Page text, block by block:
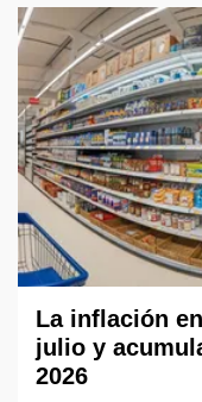
La inflación
julio y
2026